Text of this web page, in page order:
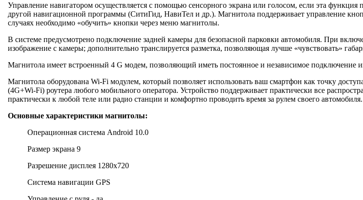
Управление навигатором осуществляется с помощью сенсорного экрана или голосом, если эта
другой навигационной программы (СитиГид, НавиТел и др.). Магнитола поддерживает управление
случаях необходимо «обучить» кнопки через меню магнитолы.
В системе предусмотрено подключение задней камеры для безопасной парковки автомобиля. При
изображение с камеры; дополнительно транслируется разметка, позволяющая лучше «чувствовать»
Магнитола имеет встроенный 4 G модем, позволяющий иметь постоянное и независимое подключение
Магнитола оборудована Wi-Fi модулем, который позволяет использовать ваш смартфон как точку
(4G+Wi-Fi) роутера любого мобильного оператора. Устройство поддерживает практически все
практически к любой теле или радио станции и комфортно проводить время за рулем своего автомобиля.
Основные характеристики магнитолы:
Операционная система Android 10.0
Размер экрана 9
Разрешение дисплея 1280x720
Система навигации GPS